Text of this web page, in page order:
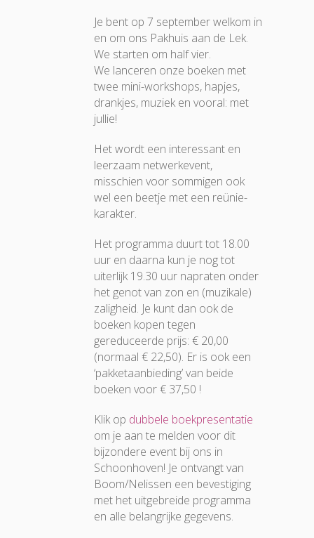
Je bent op 7 september welkom in
en om ons Pakhuis aan de Lek.
We starten om half vier.
We lanceren onze boeken met
twee mini-workshops, hapjes,
drankjes, muziek en vooral: met
jullie!
Het wordt een interessant en
leerzaam netwerkevent,
misschien voor sommigen ook
wel een beetje met een reünie-
karakter.
Het programma duurt tot 18.00
uur en daarna kun je nog tot
uiterlijk 19.30 uur napraten onder
het genot van zon en (muzikale)
zaligheid. Je kunt dan ook de
boeken kopen tegen
gereduceerde prijs: € 20,00
(normaal € 22,50). Er is ook een
‘pakketaanbieding’ van beide
boeken voor € 37,50 !
Klik op dubbele boekpresentatie
om je aan te melden voor dit
bijzondere event bij ons in
Schoonhoven! Je ontvangt van
Boom/Nelissen een bevestiging
met het uitgebreide programma
en alle belangrijke gegevens.